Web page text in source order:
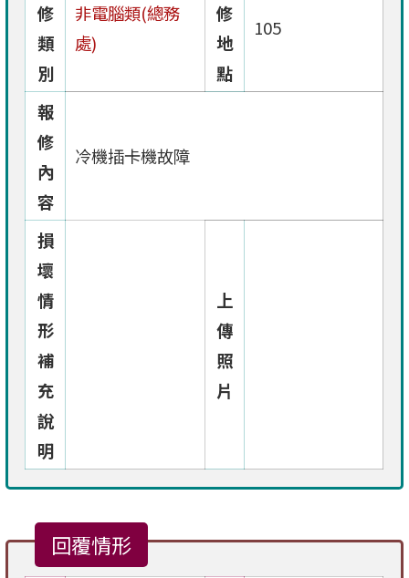
修
類
別
非電腦類(總務
處)
修
地
點
105
報
修
內
容
冷機插卡機故障
損
壞
情
形
補
充
說
明
上
傳
照
片
回覆情形